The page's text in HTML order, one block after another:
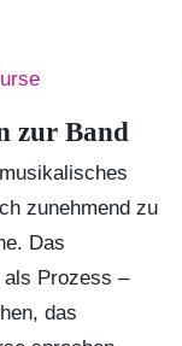
zur Band
zunehmend zu
Das
Prozess –
das